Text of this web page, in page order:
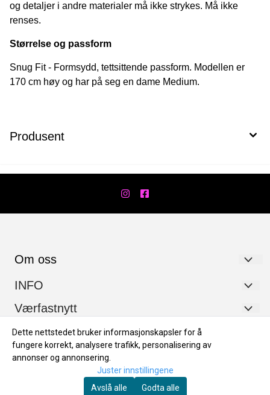
og detaljer i andre materialer må ikke strykes. Må ikke
renses.
Størrelse og passform
Snug Fit - Formsydd, tettsittende passform. Modellen er
170 cm høy og har på seg en dame Medium.
Produsent
Om oss
Værfast AS
Hanstadgata 7
Org. nr. 919179538
INFO
Personvernerklæring
Logg på
Salgsbetingelser og retur
Værfastnytt
Registrer deg for nyheter og noen gode tilbud innimellom.
E-post
Dette nettstedet bruker informasjonskapsler for å
fungere korrekt, analysere trafikk, personalisering av
annonser og annonsering.
Juster innstillingene
Avslå alle
Godta alle